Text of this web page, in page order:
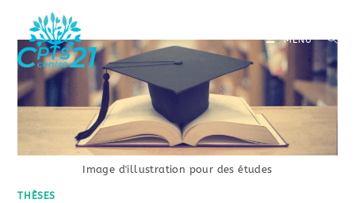
content
MENU
Image d'illustration pour des études
THÈSES